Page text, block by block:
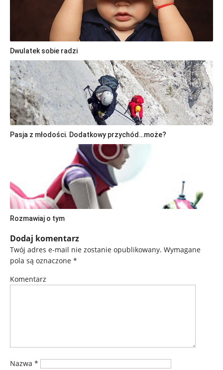
Dwulatek sobie radzi
Pasja z młodości. Dodatkowy przychód…może?
Rozmawiaj o tym
Dodaj komentarz
Twój adres e-mail nie zostanie opublikowany. Wymagane
pola są oznaczone *
Komentarz
Nazwa *